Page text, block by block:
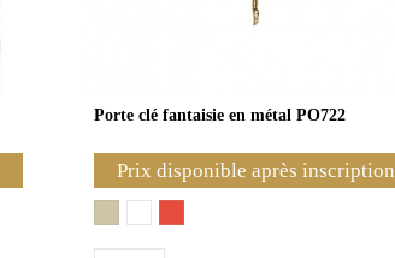
Porte clé fantaisie en métal PO722
Prix disponible après inscription